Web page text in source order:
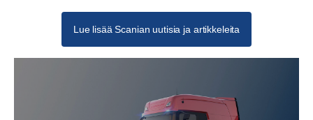
Lue lisää Scanian uutisia ja artikkeleita